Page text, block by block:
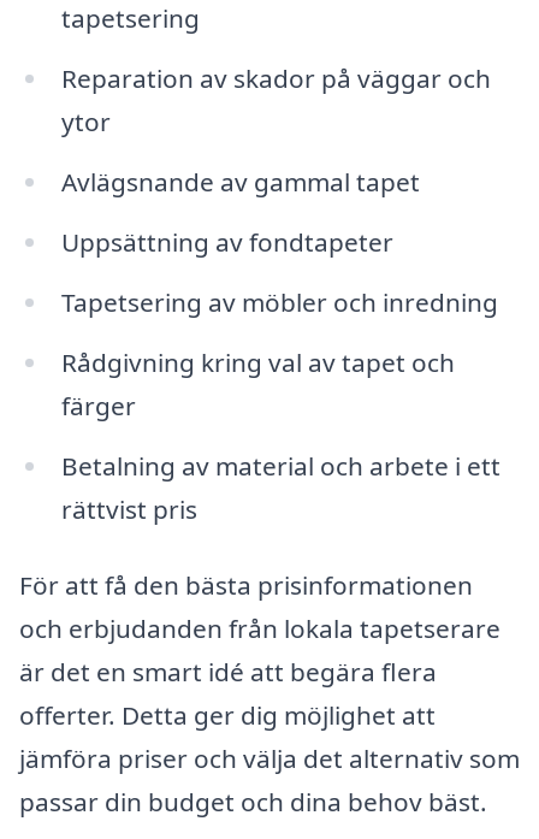
tapetsering
Reparation av skador på väggar och
ytor
Avlägsnande av gammal tapet
Uppsättning av fondtapeter
Tapetsering av möbler och inredning
Rådgivning kring val av tapet och
färger
Betalning av material och arbete i ett
rättvist pris
För att få den bästa prisinformationen
och erbjudanden från lokala tapetserare
är det en smart idé att begära flera
offerter. Detta ger dig möjlighet att
jämföra priser och välja det alternativ som
passar din budget och dina behov bäst.